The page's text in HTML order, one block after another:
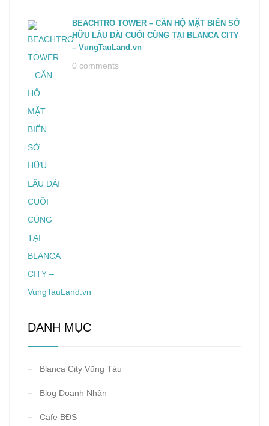
BEACHTRO TOWER – CĂN HỘ MẶT BIỂN SỞ
HỮU LÂU DÀI CUỐI CÙNG TẠI BLANCA CITY
– VungTauLand.vn
0 comments
DANH MỤC
Blanca City Vũng Tàu
Blog Doanh Nhân
Cafe BĐS